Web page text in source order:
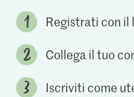
Registrati con il
Collega il tuo
Iscriviti come